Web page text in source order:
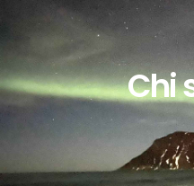
Chi